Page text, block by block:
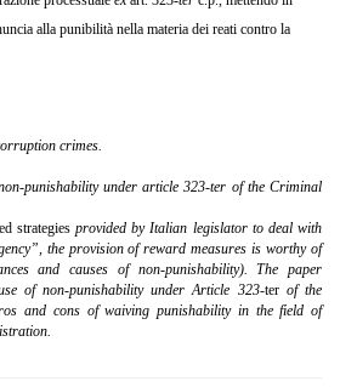
alla punibilità nella materia dei reati contro la
crimes.
punishability under article 323-ter of the Criminal
strategiesprovided by Italian legislator to deal with
the provision of reward measures is worthy of
and causes of non-punishability). The paper
of non-punishability under Article 323-terof the
and cons of waiving punishability in the field of